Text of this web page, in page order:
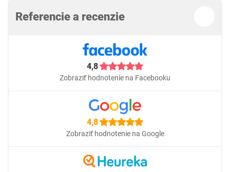
Referencie a recenzie
4,8
Zobraziť hodnotenie na Facebooku
4,8
Zobraziť hodnotenie na Google